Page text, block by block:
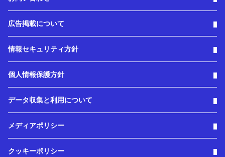
広告掲載について
情報セキュリティ方針
個人情報保護方針
データ収集と利用について
メディアポリシー
クッキーポリシー